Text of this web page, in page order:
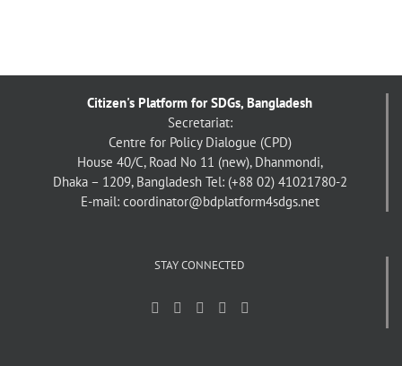
Citizen's Platform for SDGs, Bangladesh
Secretariat:
Centre for Policy Dialogue (CPD)
House 40/C, Road No 11 (new), Dhanmondi,
Dhaka – 1209, Bangladesh Tel: (+88 02) 41021780-2
E-mail: coordinator@bdplatform4sdgs.net
STAY CONNECTED